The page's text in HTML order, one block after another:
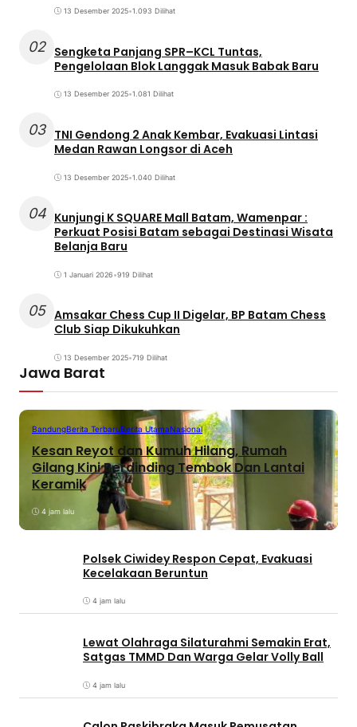
13 Desember 2025•1.093 Dilihat
02 Sengketa Panjang SPR–KCL Tuntas,
Pengelolaan Blok Langgak Masuk Babak Baru
13 Desember 2025•1.081 Dilihat
03 TNI Gendong 2 Anak Kembar, Evakuasi Lintasi
Medan Rawan Longsor di Aceh
13 Desember 2025•1.040 Dilihat
04 Kunjungi K SQUARE Mall Batam, Wamenpar :
Perkuat Posisi Batam sebagai Destinasi Wisata
Belanja Baru
1 Januari 2026•919 Dilihat
05 Amsakar Chess Cup II Digelar, BP Batam Chess
Club Siap Dikukuhkan
13 Desember 2025•719 Dilihat
Jawa Barat
BandungBerita TerbaruBerita UtamaNasional
Kesan Reyot dan Kumuh Hilang, Rumah
Gilang Kini Berdinding Tembok Dan Lantai
Keramik
4 jam lalu
Polsek Ciwidey Respon Cepat, Evakuasi
Kecelakaan Beruntun
4 jam lalu
Lewat Olahraga Silaturahmi Semakin Erat,
Satgas TMMD Dan Warga Gelar Volly Ball
4 jam lalu